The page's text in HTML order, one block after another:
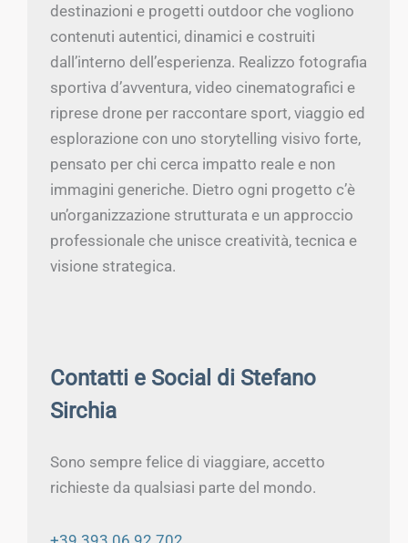
destinazioni e progetti outdoor che vogliono
contenuti autentici, dinamici e costruiti
dall’interno dell’esperienza. Realizzo fotografia
sportiva d’avventura, video cinematografici e
riprese drone per raccontare sport, viaggio ed
esplorazione con uno storytelling visivo forte,
pensato per chi cerca impatto reale e non
immagini generiche. Dietro ogni progetto c’è
un’organizzazione strutturata e un approccio
professionale che unisce creatività, tecnica e
visione strategica.
Contatti e Social di Stefano
Sirchia
Sono sempre felice di viaggiare, accetto
richieste da qualsiasi parte del mondo.